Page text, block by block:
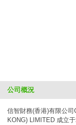
公司概況
信智財務(香港)有限公
KONG) LIMITED 成立